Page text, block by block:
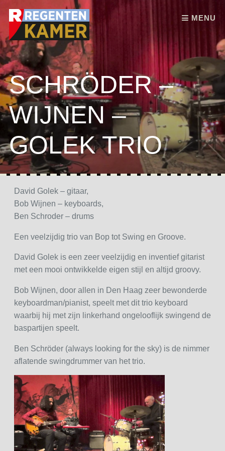
MENU
Skip to content
SCHRÖDER –
WIJNEN –
GOLEK TRIO
David Golek – gitaar,
Bob Wijnen – keyboards,
Ben Schroder – drums
Een veelzijdig trio van Bop tot Swing en Groove.
David Golek is een zeer veelzijdig en inventief gitarist
met een mooi ontwikkelde eigen stijl en altijd groovy.
Bob Wijnen, door allen in Den Haag zeer bewonderde
keyboardman/pianist, speelt met dit trio keyboard
waarbij hij met zijn linkerhand ongelooflijk swingend de
baspartijen speelt.
Ben Schröder (always looking for the sky) is de nimmer
aflatende swingdrummer van het trio.